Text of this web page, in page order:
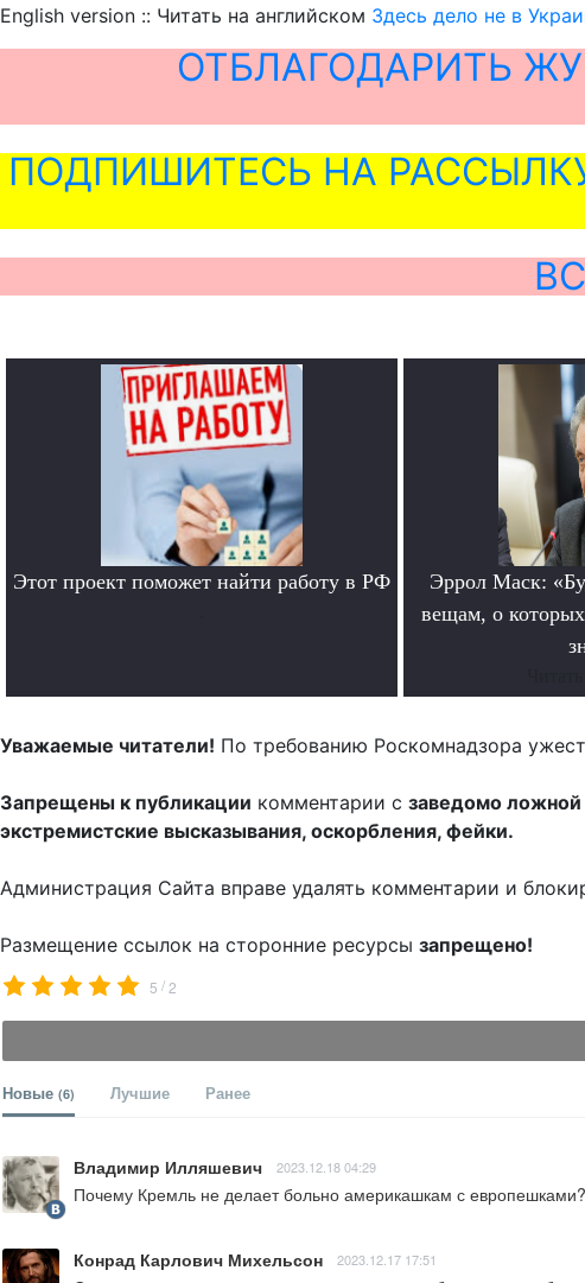
English version :: Читать на английском Здесь дело не в
ОТБЛАГОДАРИТЬ
ПОДПИШИТЕСЬ НА
Этот проект поможет найти работу в РФ
Эррол Маск:
вещам, о
Уважаемые читатели! По требованию Роскомнадзора
Запрещены к публикации комментарии с заведомо
экстремистские высказывания, оскорбления, фейки.
Администрация Сайта вправе удалять комментарии и
Размещение ссылок на сторонние ресурсы запрещено!
5 /2
Новые (6) Лучшие Ранее
Владимир Илляшевич 2023.12.18 04:29
Почему Кремль не делает больно америкашкам с
Конрад Карлович Михельсон 2023.12.17 17:51